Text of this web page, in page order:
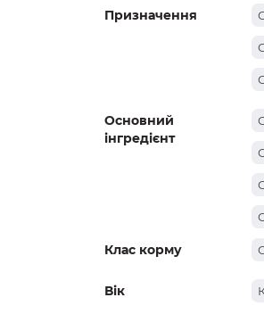
Призначення
Основний
інгредієнт
Клас корму
Вік